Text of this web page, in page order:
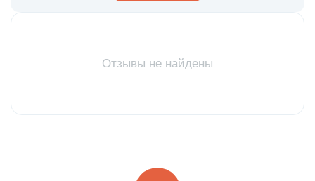
Отзывы не найдены